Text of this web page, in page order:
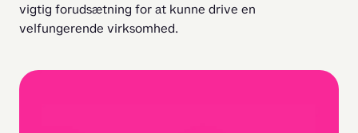
vigtig forudsætning for at kunne drive en
velfungerende virksomhed.